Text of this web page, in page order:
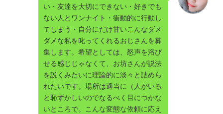
い・友達を大切にできない・好きでも
ない人とワンナイト・衝動的に行動し
てしまう・自分にだけ甘いこんなダメ
ダメな私を叱ってくれるおじさんを募
集します。希望としては、怒声を浴び
せる感じじゃなくて、お坊さんが説法
を説くみたいに理論的に淡々と詰めら
れたいです。場所は適当に（人がいる
と恥ずかしいのでなるべく目につかな
いところで。こんな変態な依頼に応え